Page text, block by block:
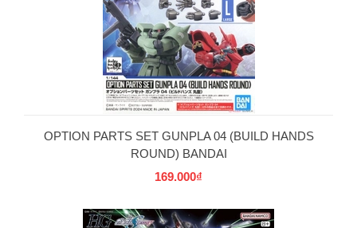
OPTION PARTS SET GUNPLA 04 (BUILD HANDS
ROUND) BANDAI
169.000₫